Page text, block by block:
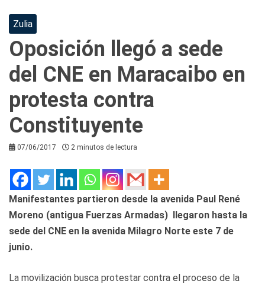
Zulia
Oposición llegó a sede
del CNE en Maracaibo en
protesta contra
Constituyente
07/06/2017 2 minutos de lectura
Manifestantes partieron desde la avenida Paul René
Moreno (antigua Fuerzas Armadas) llegaron hasta la
sede del CNE en la avenida Milagro Norte este 7 de
junio.
La movilización busca protestar contra el proceso de la